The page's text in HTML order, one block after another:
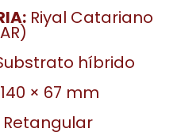
Riyal Catariano
híbrido
× 67 mm